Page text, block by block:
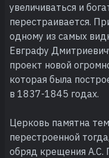
увеличиваться и
перестраивается.
одному из самых
Евграфу
проект новой
которая была
в 1837-1845 годах.
Церковь памятна
перестроенной
обряд крещения А.С.